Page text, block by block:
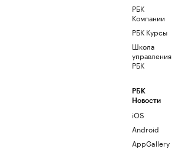
РБК
Компании
РБК Курсы
Школа
управления
РБК
РБК
Новости
iOS
Android
AppGallery